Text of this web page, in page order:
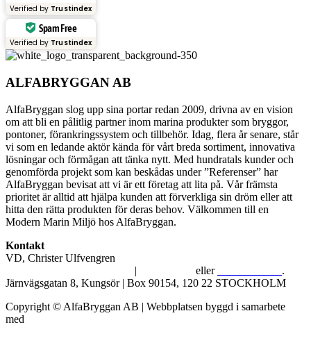
Verified by Trustindex
Spam Free
Verified by Trustindex
ALFABRYGGAN AB
AlfaBryggan slog upp sina portar redan 2009, drivna av en vision
om att bli en pålitlig partner inom marina produkter som bryggor,
pontoner, förankringssystem och tillbehör. Idag, flera år senare, står
vi som en ledande aktör kända för vårt breda sortiment, innovativa
lösningar och förmågan att tänka nytt. Med hundratals kunder och
genomförda projekt som kan beskådas under ”Referenser” har
AlfaBryggan bevisat att vi är ett företag att lita på. Vår främsta
prioritet är alltid att hjälpa kunden att förverkliga sin dröm eller att
hitta den rätta produkten för deras behov. Välkommen till en
Modern Marin Miljö hos AlfaBryggan.
Kontakt
VD, Christer Ulfvengren
| eller
.
Järnvägsgatan 8, Kungsör | Box 90154, 120 22 STOCKHOLM
Copyright © AlfaBryggan AB | Webbplatsen byggd i samarbete
med